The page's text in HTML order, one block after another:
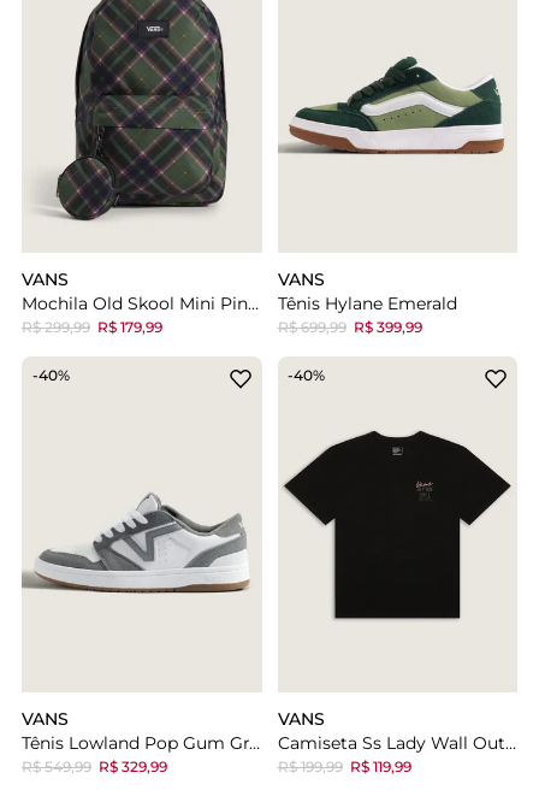
VANS
Mochila Old Skool Mini Pine Forest
R$ 299,99 R$ 179,99
VANS
Tênis Hylane Emerald
R$ 699,99 R$ 399,99
-40%
VANS
Tênis Lowland Pop Gum Gray
R$ 549,99 R$ 329,99
-40%
VANS
Camiseta Ss Lady Wall Outsized Black
R$ 199,99 R$ 119,99